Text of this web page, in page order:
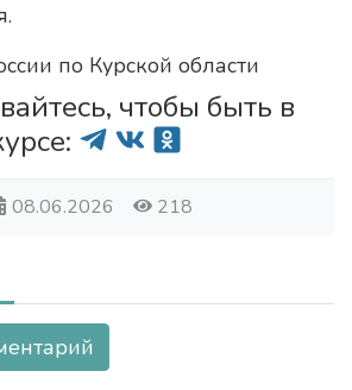
по Курской области
чтобы быть в
08.06.2026 218